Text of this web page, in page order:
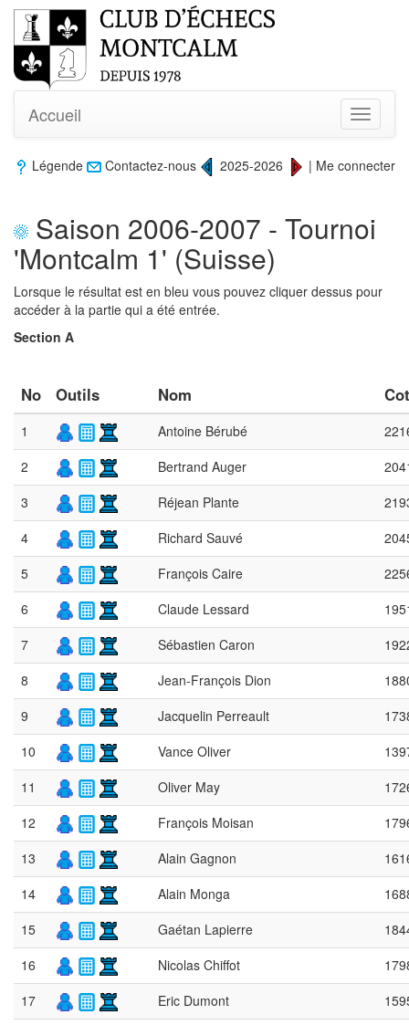
Toggle
Accueil
Légende Contactez-nous 2025-2026 | Me connecter
Saison 2006-2007 - Tournoi
'Montcalm 1' (Suisse)
Lorsque le résultat est en bleu vous pouvez cliquer dessus pour
accéder à la partie qui a été entrée.
Section A
No Outils Nom
1 Antoine Bérubé
2
Bertrand Auger
3
Réjean Plante
4
Richard Sauvé
5
François Caire
6
Claude Lessard
7
Sébastien Caron
8
Jean-François Dion
9
Jacquelin Perreault
10
Vance Oliver
11
Oliver May
12
François Moisan
13
Alain Gagnon
14
Alain Monga
15
Gaétan Lapierre
16
Nicolas Chiffot
17
Eric Dumont